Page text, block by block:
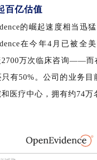
百亿估值
的崛起速度相当迅
在今年4月已被全
2700万次临床咨询——而
有50%。公司的业务目
医疗中心，拥有约74万